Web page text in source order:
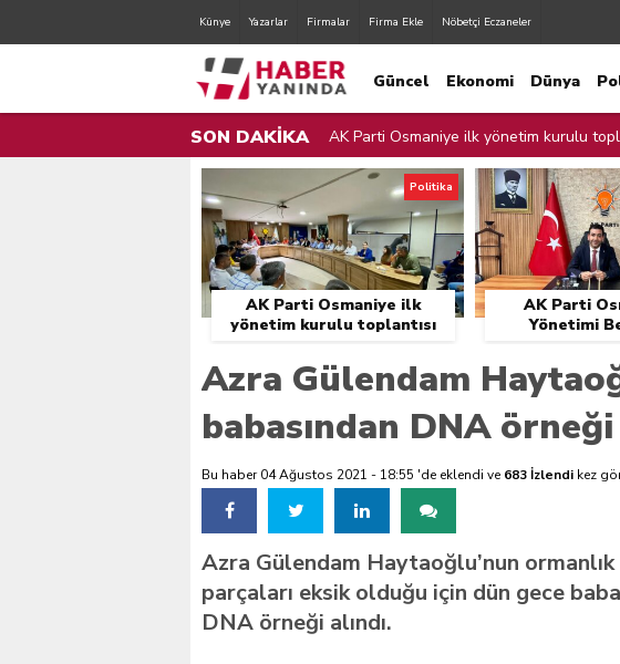
Künye Yazarlar Firmalar Firma Ekle Nöbetçi Eczaneler
Güncel Ekonomi Dünya
SON DAKİKA AK Parti Osmaniye ilk yönetim kurulu
AK Parti Osmaniye İl Yönetimi Belirlendi
Zorkun Yaylası Çocuk Şenliği Hazırlıkları
Orman Yangınları İle Mücadele İçin Cam
Sulama Bendinden Mahsur Kalan
Osmaniye Valisi Erdinç Yılmaz Şehitliği
Cumhurbaşkanı Erdoğan, AK Parti yerel
Kılıçdaroğlu’na siyasi cinayetler tepkisi
AK Parti Osmaniye ilk
yönetim kurulu toplantısı
Politika
AK Parti
Yönetimi
Azra Gülendam
babasından DNA örneği
Bu haber 04 Ağustos 2021 - 18:55 'de eklendi ve 683 İzlendi kez
Azra Gülendam Haytaoğlu’nun
parçaları eksik olduğu için dün gece
DNA örneği alındı.